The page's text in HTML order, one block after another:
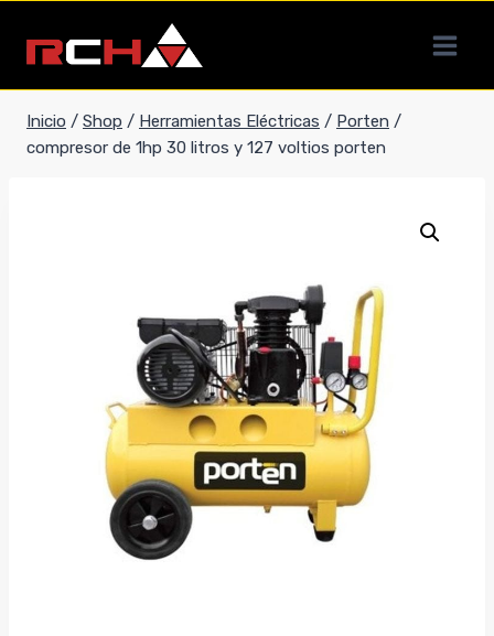
contenido
Inicio / Shop / Herramientas Eléctricas / Porten /
compresor de 1hp 30 litros y 127 voltios porten